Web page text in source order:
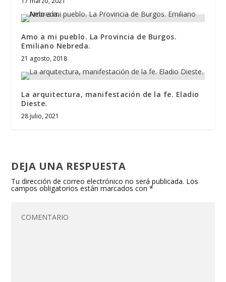
Amo a mi pueblo. La Provincia de Burgos.
Emiliano Nebreda.
21 agosto, 2018
La arquitectura, manifestación de la fe. Eladio
Dieste.
28 julio, 2021
DEJA UNA RESPUESTA
Tu dirección de correo electrónico no será publicada. Los
campos obligatorios están marcados con*